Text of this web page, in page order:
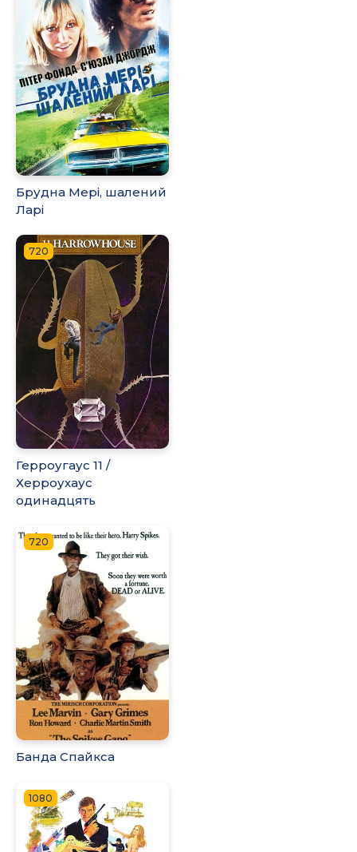
Брудна Мері, шалений
Ларі
720
Герроугаус 11 /
Херроухаус
одинадцять
720
Банда Спайкса
1080